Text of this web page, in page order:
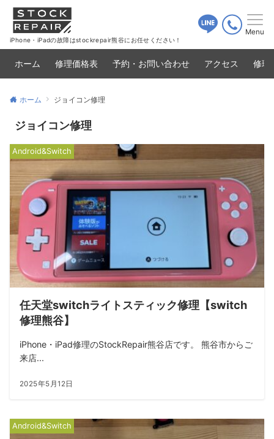
iPhone・iPadの故障はstockrepair熊谷にお任せください！
Menu
ホーム 修理価格表 予約・お問い合わせ アクセス 修理
ホーム ジョイコン修理
ジョイコン修理
Android&Switch
任天堂switchライトスティック修理【switch
修理熊谷】
iPhone・iPad修理のStockRepair熊谷店です。 熊谷市からご
来店...
2025年5月12日
Android&Switch